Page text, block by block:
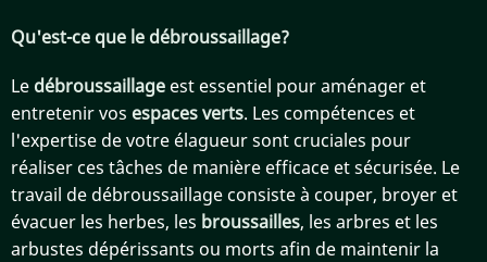
Qu'est-ce que le débroussaillage?
Le débroussaillage est essentiel pour aménager et
entretenir vos espaces verts. Les compétences et
l'expertise de votre élagueur sont cruciales pour
réaliser ces tâches de manière efficace et sécurisée. Le
travail de débroussaillage consiste à couper, broyer et
évacuer les herbes, les broussailles, les arbres et les
arbustes dépérissants ou morts afin de maintenir la